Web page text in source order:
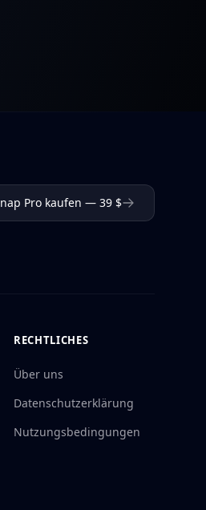
Pro kaufen — 39 $
RECHTLICHES
Über uns
Datenschutzerklärung
Nutzungsbedingungen